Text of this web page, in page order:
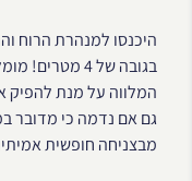
היכנסו למנהרת הרוח
בגובה של 4
המלווה על מנת
גם אם נדמה כי מדובר
מבצניחה חופשית אמיתית